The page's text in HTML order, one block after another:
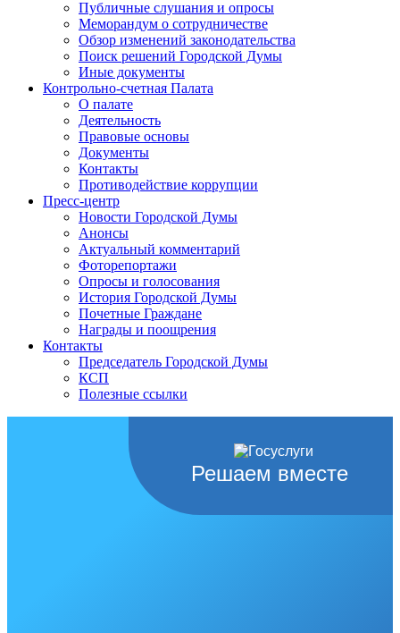
Публичные слушания и опросы
Меморандум о сотрудничестве
Обзор изменений законодательства
Поиск решений Городской Думы
Иные документы
Контрольно-счетная Палата
О палате
Деятельность
Правовые основы
Документы
Контакты
Противодействие коррупции
Пресс-центр
Новости Городской Думы
Анонсы
Актуальный комментарий
Фоторепортажи
Опросы и голосования
История Городской Думы
Почетные Граждане
Награды и поощрения
Контакты
Председатель Городской Думы
КСП
Полезные ссылки
Решаем вместе